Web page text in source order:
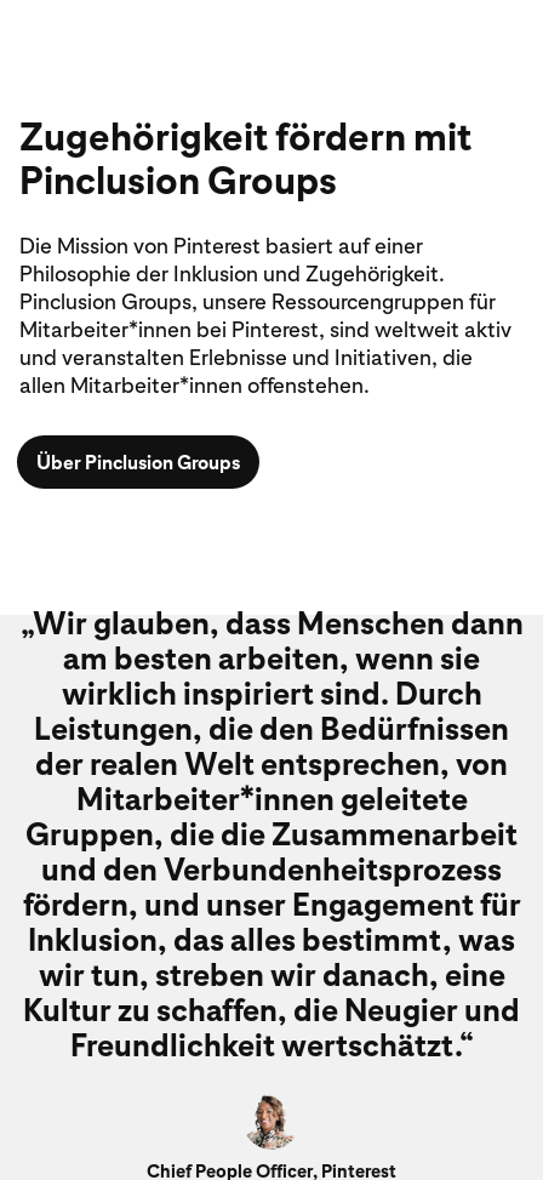
Zugehörigkeit fördern mit
Pinclusion Groups
Die Mission von Pinterest basiert auf einer
Philosophie der Inklusion und Zugehörigkeit.
Pinclusion Groups, unsere Ressourcengruppen für
Mitarbeiter*innen bei Pinterest, sind weltweit aktiv
und veranstalten Erlebnisse und Initiativen, die
allen Mitarbeiter*innen offenstehen.
Über Pinclusion Groups
„Wir glauben, dass Menschen dann
am besten arbeiten, wenn sie
wirklich inspiriert sind. Durch
Leistungen, die den Bedürfnissen
der realen Welt entsprechen, von
Mitarbeiter*innen geleitete
Gruppen, die die Zusammenarbeit
und den Verbundenheitsprozess
fördern, und unser Engagement für
Inklusion, das alles bestimmt, was
wir tun, streben wir danach, eine
Kultur zu schaffen, die Neugier und
Freundlichkeit wertschätzt.“
Chief People Officer, Pinterest